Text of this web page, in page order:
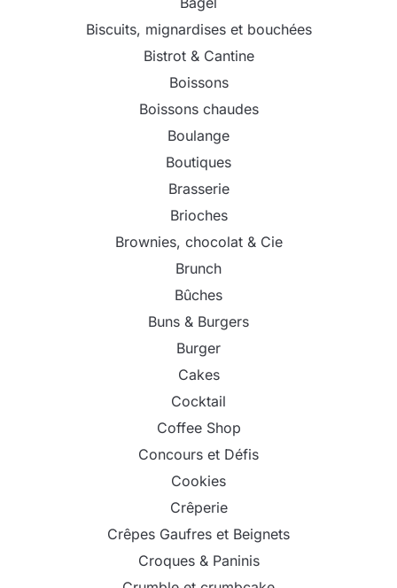
Biscuits, mignardises et bouchées
Bistrot & Cantine
Boissons
Boissons chaudes
Boulange
Boutiques
Brasserie
Brioches
Brownies, chocolat & Cie
Brunch
Bûches
Buns & Burgers
Burger
Cakes
Cocktail
Coffee Shop
Concours et Défis
Cookies
Crêperie
Crêpes Gaufres et Beignets
Croques & Paninis